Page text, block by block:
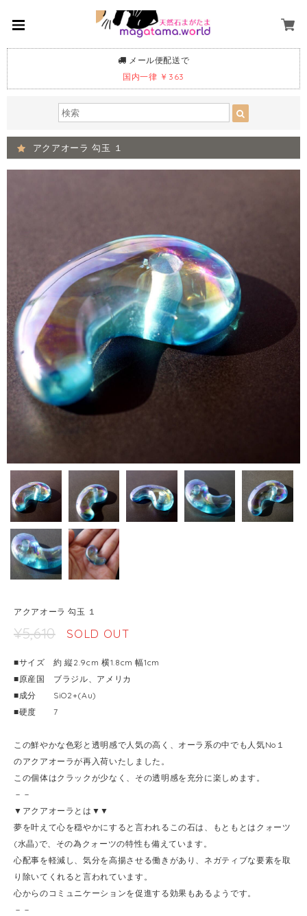
メール便配送で
国内一律 ￥363
アクアオーラ 勾玉 １
アクアオーラ 勾玉 １
¥5,610 SOLD OUT
■サイズ 約 縦2.9cm 横1.8cm 幅1cm
■原産国 ブラジル、アメリカ
■成分 SiO2+(Au)
■硬度 7
この鮮やかな色彩と透明感で人気の高く、オーラ系の中でも人気No１
のアクアオーラが再入荷いたしました。
この個体はクラックが少なく、その透明感を充分に楽しめます。
－－
▼アクアオーラとは▼▼
夢を叶えて心を穏やかにすると言われるこの石は、もともとはクォーツ
(水晶)で、その為クォーツの特性も備えています。
心配事を軽減し、気分を高揚させる働きがあり、ネガティブな要素を取
り除いてくれると言われています。
心からのコミュニケーションを促進する効果もあるようです。
－－